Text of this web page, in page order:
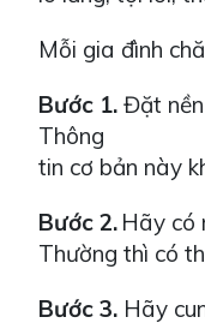
Mỗi gia đình
Bước 1. Đặt
Thông
tin cơ bản này
Bước 2. Hãy có
Thường thì có
Bước 3. Hãy